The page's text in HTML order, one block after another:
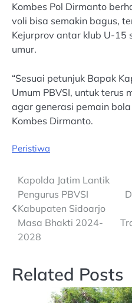
Kombes Pol Dirmanto
voli bisa semakin bagus,
Kejurprov antar klub U-15
umur.
“Sesuai petunjuk Bapak
Umum PBVSI, untuk terus
agar generasi pemain
Kombes Dirmanto.
Peristiwa
Post
navigation
Kapolda Jatim Lantik
Pengurus PBVSI
Kabupaten Sidoarjo
Masa Bhakti 2024-
2028
Related Posts